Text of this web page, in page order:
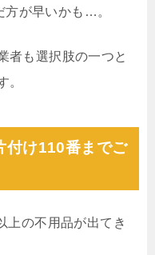
方が早いかも…。
者も選択肢の一つと
。
付け110番までご
上の不用品が出てき